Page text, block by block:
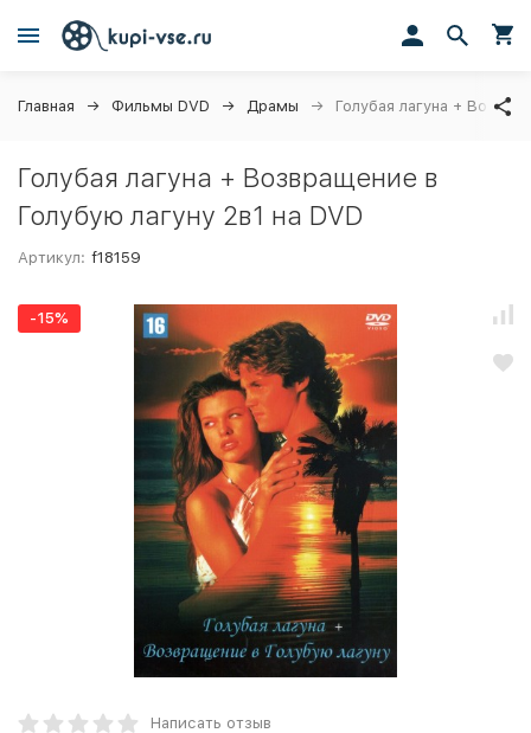
Главная Фильмы DVD Драмы Голубая лагуна +
Голубая лагуна + Возвращение в
Голубую лагуну 2в1 на DVD
Артикул: f18159
-15%
Написать отзыв